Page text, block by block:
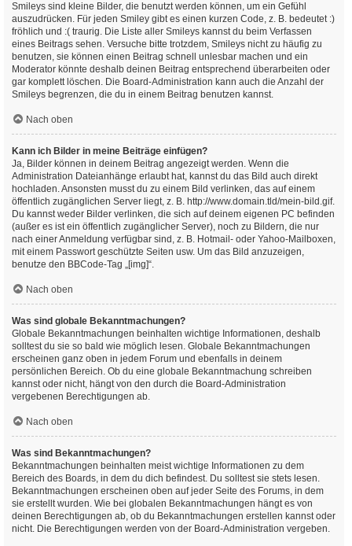
Smileys sind kleine Bilder, die benutzt werden können, um ein Gefühl
auszudrücken. Für jeden Smiley gibt es einen kurzen Code, z. B. bedeutet :)
fröhlich und :( traurig. Die Liste aller Smileys kannst du beim Verfassen
eines Beitrags sehen. Versuche bitte trotzdem, Smileys nicht zu häufig zu
benutzen, sie können einen Beitrag schnell unlesbar machen und ein
Moderator könnte deshalb deinen Beitrag entsprechend überarbeiten oder
gar komplett löschen. Die Board-Administration kann auch die Anzahl der
Smileys begrenzen, die du in einem Beitrag benutzen kannst.
Nach oben
Kann ich Bilder in meine Beiträge einfügen?
Ja, Bilder können in deinem Beitrag angezeigt werden. Wenn die
Administration Dateianhänge erlaubt hat, kannst du das Bild auch direkt
hochladen. Ansonsten musst du zu einem Bild verlinken, das auf einem
öffentlich zugänglichen Server liegt, z. B. http://www.domain.tld/mein-bild.gif.
Du kannst weder Bilder verlinken, die sich auf deinem eigenen PC befinden
(außer es ist ein öffentlich zugänglicher Server), noch zu Bildern, die nur
nach einer Anmeldung verfügbar sind, z. B. Hotmail- oder Yahoo-Mailboxen,
mit einem Passwort geschützte Seiten usw. Um das Bild anzuzeigen,
benutze den BBCode-Tag „[img]“.
Nach oben
Was sind globale Bekanntmachungen?
Globale Bekanntmachungen beinhalten wichtige Informationen, deshalb
solltest du sie so bald wie möglich lesen. Globale Bekanntmachungen
erscheinen ganz oben in jedem Forum und ebenfalls in deinem
persönlichen Bereich. Ob du eine globale Bekanntmachung schreiben
kannst oder nicht, hängt von den durch die Board-Administration
vergebenen Berechtigungen ab.
Nach oben
Was sind Bekanntmachungen?
Bekanntmachungen beinhalten meist wichtige Informationen zu dem
Bereich des Boards, in dem du dich befindest. Du solltest sie stets lesen.
Bekanntmachungen erscheinen oben auf jeder Seite des Forums, in dem
sie erstellt wurden. Wie bei globalen Bekanntmachungen hängt es von
deinen Berechtigungen ab, ob du Bekanntmachungen erstellen kannst oder
nicht. Die Berechtigungen werden von der Board-Administration vergeben.